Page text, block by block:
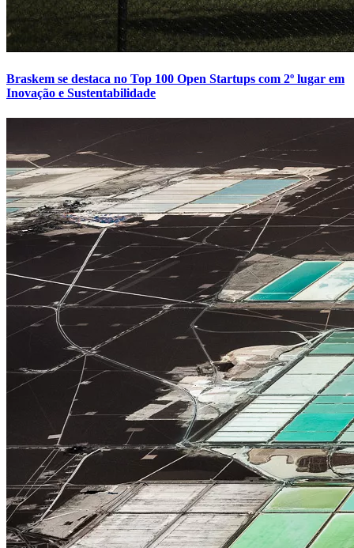
Braskem se destaca no Top 100 Open Startups com 2º lugar em
Inovação e Sustentabilidade